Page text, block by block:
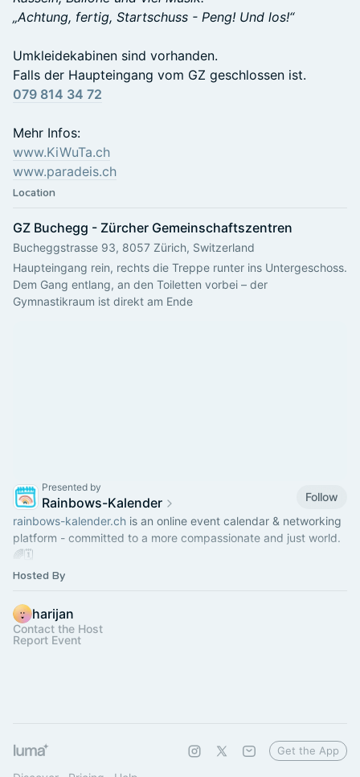
„Achtung, fertig, Startschuss - Peng! Und los!“
Umkleidekabinen sind vorhanden.
Falls der Haupteingang vom GZ geschlossen ist.
079 814 34 72
Mehr Infos:
www.KiWuTa.ch
www.paradeis.ch
Location
GZ Buchegg - Zürcher Gemeinschaftszentren
Bucheggstrasse 93, 8057 Zürich, Switzerland
Haupteingang rein, rechts die Treppe runter ins Untergeschoss.
Dem Gang entlang, an den Toiletten vorbei – der
Gymnastikraum ist direkt am Ende
Presented by
Rainbows-Kalender
Follow
rainbows-kalender.ch is an online event calendar & networking
platform - committed to a more compassionate and just world.
🌈🗓
Check our TG-Group:
Hosted By
harijan
Contact the Host
Report Event
Get the App